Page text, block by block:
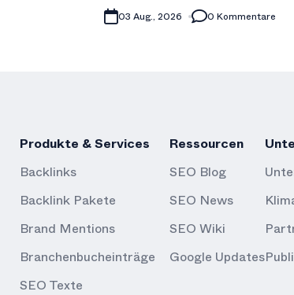
03 Aug., 2026 0 Kommentare
Produkte & Services
Backlinks
Backlink Pakete
Brand Mentions
Branchenbucheinträge
SEO Texte
Ressourcen
SEO Blog
SEO News
SEO Wiki
Google Updates